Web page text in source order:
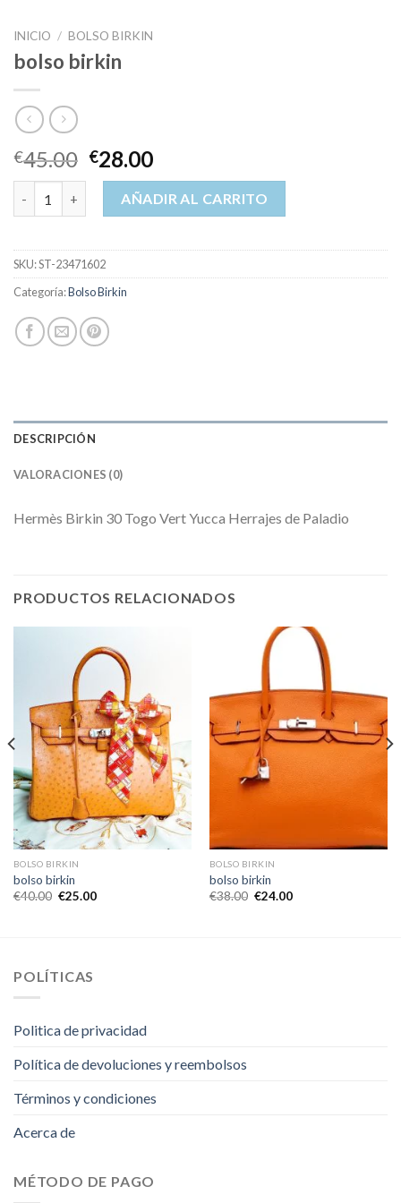
INICIO / BOLSO BIRKIN
bolso birkin
€45.00 €28.00
bolso birkin cantidadAÑADIR AL CARRITO
SKU:ST-23471602
Categoría:Bolso Birkin
DESCRIPCIÓN
VALORACIONES (0)
Hermès Birkin 30 Togo Vert Yucca Herrajes de Paladio
PRODUCTOS RELACIONADOS
BOLSO BIRKIN
bolso birkin
€40.00 €25.00
BOLSO BIRKIN
bolso birkin
€38.00 €24.00
POLÍTICAS
Politica de privacidad
Política de devoluciones y reembolsos
Términos y condiciones
Acerca de
MÉTODO DE PAGO